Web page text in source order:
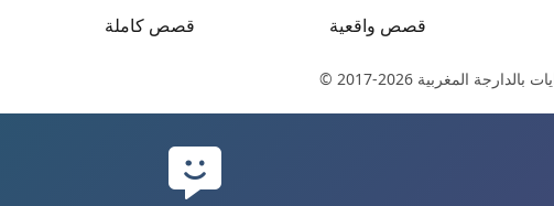
قصص واقعية قصص كاملة
بالدارجة المغربية © 2017-2026